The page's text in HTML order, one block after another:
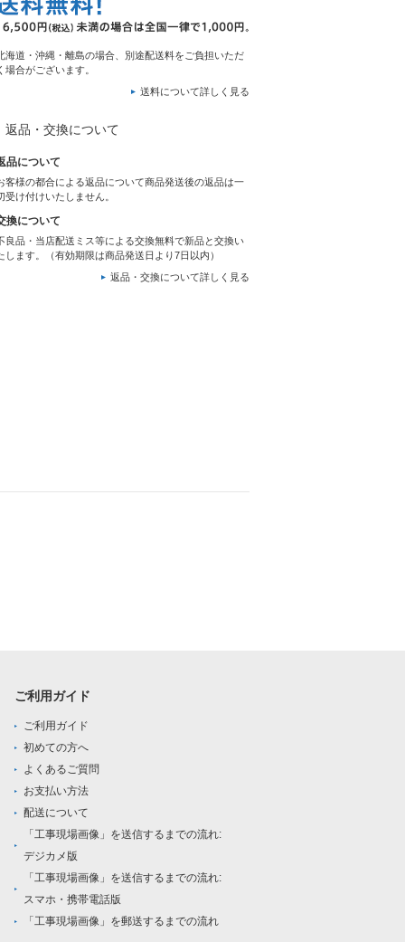
海道・沖縄・離島の場合、別途配送料をご負担いただ
場合がございます。
送料について詳しく見る
返品・交換について
品について
客様の都合による返品について商品発送後の返品は一
受け付けいたしません。
換について
良品・当店配送ミス等による交換無料で新品と交換い
します。（有効期限は商品発送日より7日以内）
返品・交換について詳しく見る
ご利用ガイド
ご利用ガイド
初めての方へ
よくあるご質問
お支払い方法
配送について
「工事現場画像」を送信するまでの流れ:
デジカメ版
「工事現場画像」を送信するまでの流れ:
スマホ・携帯電話版
「工事現場画像」を郵送するまでの流れ